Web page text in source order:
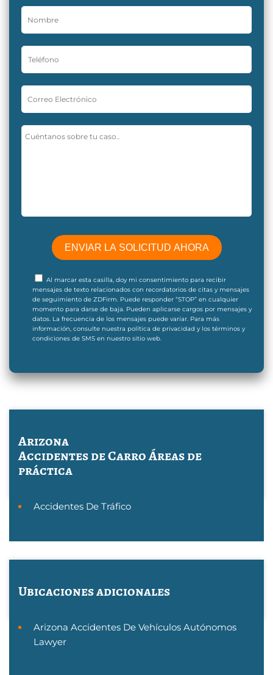
Al marcar esta casilla, doy mi consentimiento para recibir
mensajes de texto relacionados con recordatorios de citas y mensajes
de seguimiento de ZDFirm. Puede responder “STOP” en cualquier
momento para darse de baja. Pueden aplicarse cargos por mensajes y
datos. La frecuencia de los mensajes puede variar. Para más
información, consulte nuestra política de privacidad y los términos y
condiciones de SMS en nuestro sitio web.
Arizona
Accidentes de CarroÁreas de
práctica
Accidentes De Tráfico
Ubicaciones adicionales
Arizona Accidentes De Vehículos Autónomos
Lawyer